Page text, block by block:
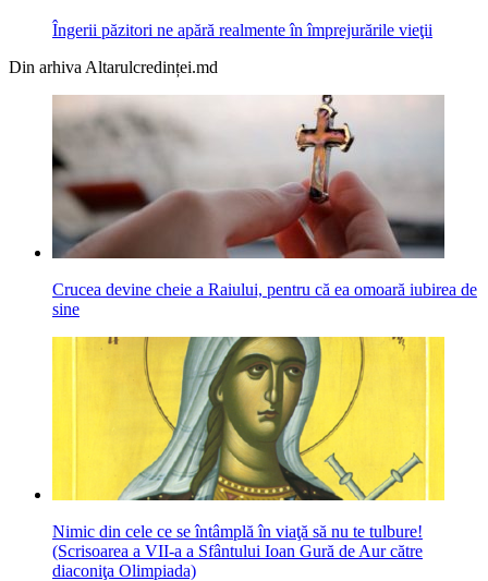
Îngerii păzitori ne apără realmente în împrejurările vieţii
Din arhiva Altarulcredinței.md
Crucea devine cheie a Raiului, pentru că ea omoară iubirea de
sine
Nimic din cele ce se întâmplă în viaţă să nu te tulbure!
(Scrisoarea a VII-a a Sfântului Ioan Gură de Aur către
diaconiţa Olimpiada)